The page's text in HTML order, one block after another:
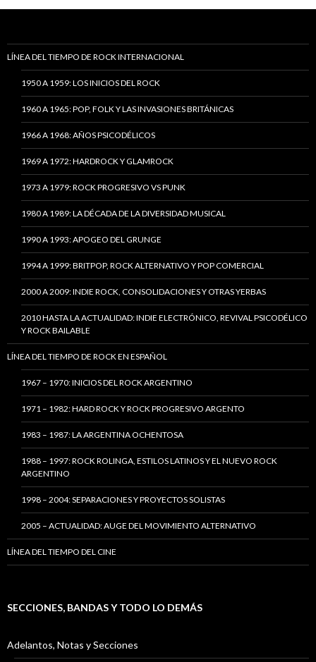
LÍNEA DEL TIEMPO DE ROCK INTERNACIONAL
1950 A 1959: LOS INICIOS DEL ROCK
1960 A 1965: POP, FOLK Y LAS INVASIONES BRITÁNICAS
1966 A 1968: AÑOS PSICODÉLICOS
1969 A 1972: HARDROCK Y GLAMROCK
1973 A 1979: ROCK PROGRESIVO VS PUNK
1980 A 1989: LA DÉCADA DE LA DIVERSIDAD MUSICAL
1990 A 1993: APOGEO DEL GRUNGE
1994 A 1999: BRITPOP, ROCK ALTERNATIVO Y POP COMERCIAL
2000 A 2009: INDIE ROCK, CONSOLIDACIONES Y OTRAS YERBAS
2010 HASTA LA ACTUALIDAD: INDIE ELECTRÓNICO, REVIVAL PSICODÉLICO
Y ROCK BAILABLE
LÍNEA DEL TIEMPO DE ROCK EN ESPAÑOL
1967 – 1970: INICIOS DEL ROCK ARGENTINO
1971 – 1982: HARD ROCK Y ROCK PROGRESIVO ARGENTO
1983 – 1987: LA ARGENTINA OCHENTOSA
1988 – 1997: ROCK ROLINGA, ESTILOS LATINOS Y EL NUEVO ROCK
ARGENTINO
1998 – 2004: SEPARACIONES Y PROYECTOS SOLISTAS
2005 – ACTUALIDAD: AUGE DEL MOVIMIENTO ALTERNATIVO
LÍNEA DEL TIEMPO DEL CINE
SECCIONES, BANDAS Y TODO LO DEMÁS
Adelantos, Notas y Secciones